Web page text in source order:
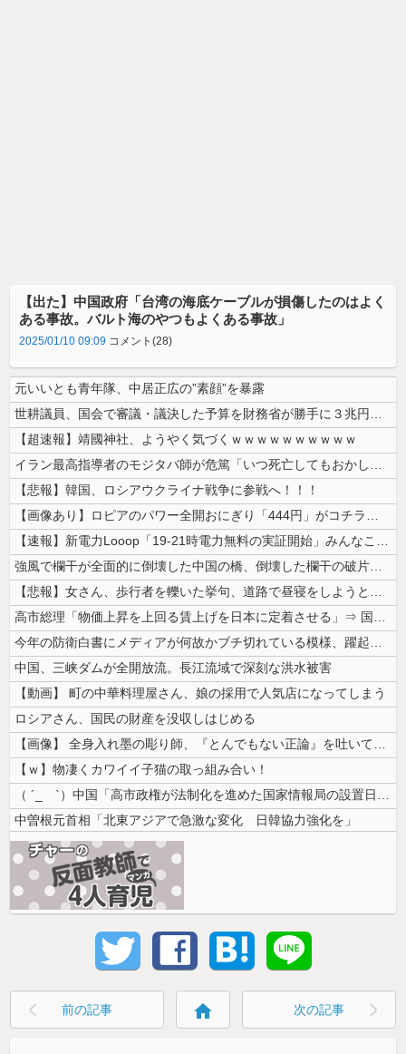
【出た】中国政府「台湾の海底ケーブルが損傷したのはよく
ある事故。バルト海のやつもよくある事故」
2025/01/10 09:09 コメント(28)
元いいとも青年隊、中居正広の”素顔”を暴露
世耕議員、国会で審議・議決した予算を財務省が勝手に３兆円動かしていると...
【超速報】靖國神社、ようやく気づくｗｗｗｗｗｗｗｗｗｗ
イラン最高指導者のモジタバ師が危篤「いつ死亡してもおかしくない」…イラ...
【悲報】韓国、ロシアウクライナ戦争に参戦へ！！！
【画像あり】ロピアのパワー全開おにぎり「444円」がコチラｗｗｗｗｗ
【速報】新電力Looop「19-21時電力無料の実証開始」みんなこれに...
強風で欄干が全面的に倒壊した中国の橋、倒壊した欄干の破片を調べると凄ま...
【悲報】女さん、歩行者を轢いた挙句、道路で昼寝をしようとしてしまう
高市総理「物価上昇を上回る賃上げを日本に定着させる」⇒ 国家公務員月...
今年の防衛白書にメディアが何故かブチ切れている模様、躍起になって批判す...
中国、三峡ダムが全開放流。長江流域で深刻な洪水被害
【動画】 町の中華料理屋さん、娘の採用で人気店になってしまう
ロシアさん、国民の財産を没収しはじめる
【画像】 全身入れ墨の彫り師、『とんでもない正論』を吐いて30万再生さ...
【ｗ】物凄くカワイイ子猫の取っ組み合い！
（ ´_ゝ`）中国「高市政権が法制化を進めた国家情報局の設置日が7月3...
中曽根元首相「北東アジアで急激な変化 日韓協力強化を」
前の記事 home 次の記事